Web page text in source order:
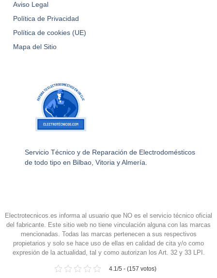
Servicio Técnico y de Reparación de Electrodomésticos
de todo tipo en Bilbao, Vitoria y Almería.
Aviso Legal
Política de Privacidad
Política de cookies (UE)
Mapa del Sitio
Electrotecnicos.es informa al usuario que NO es el servicio técnico oficial
del fabricante. Este sitio web no tiene vinculación alguna con las marcas
mencionadas. Todas las marcas pertenecen a sus respectivos
propietarios y solo se hace uso de ellas en calidad de cita y/o como
expresión de la actualidad, tal y como autorizan los Art. 32 y 33 LPI.
4.1/5 - (157 votos)